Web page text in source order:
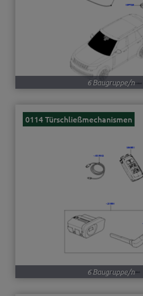
6 Baugruppe/n
0114 Türschließmechanismen
6 Baugruppe/n